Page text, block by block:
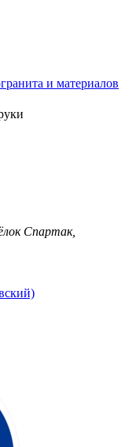
и материалов
Спартак,